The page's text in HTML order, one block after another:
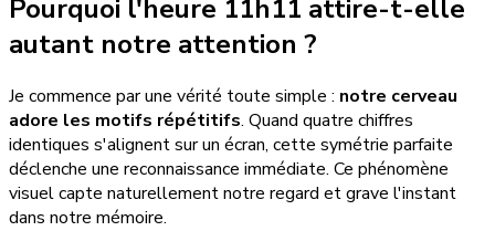
Pourquoi l'heure 11h11 attire-t-elle
autant notre attention ?
Je commence par une vérité toute simple : notre cerveau
adore les motifs répétitifs. Quand quatre chiffres
identiques s'alignent sur un écran, cette symétrie parfaite
déclenche une reconnaissance immédiate. Ce phénomène
visuel capte naturellement notre regard et grave l'instant
dans notre mémoire.